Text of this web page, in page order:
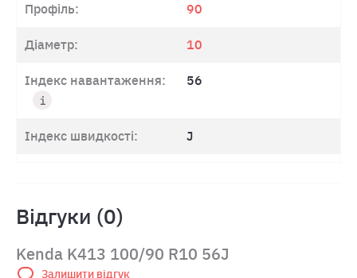
Профіль: 90
Діаметр: 10
Індекс навантаження: 56
Індекс швидкості: J
Відгуки (0)
Kenda K413 100/90 R10 56J
Залишити відгук